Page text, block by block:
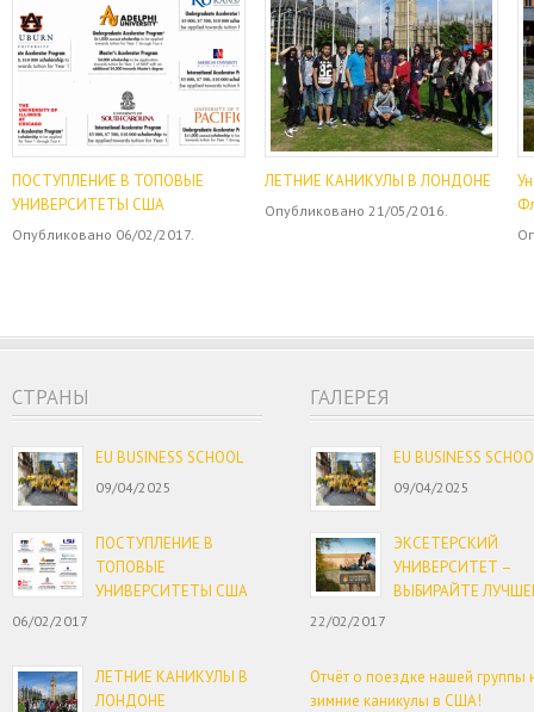
ПОСТУПЛЕНИЕ В ТОПОВЫЕ
УНИВЕРСИТЕТЫ США
Опубликовано 06/02/2017.
ЛЕТНИЕ КАНИКУЛЫ В ЛОНДОНЕ
Опубликовано 21/05/2016.
CТРАНЫ
EU BUSINESS SCHOOL
09/04/2025
ПОСТУПЛЕНИЕ В
ТОПОВЫЕ
УНИВЕРСИТЕТЫ США
06/02/2017
ЛЕТНИЕ КАНИКУЛЫ В
ЛОНДОНЕ
ГАЛЕРЕЯ
EU BUSINESS
09/04/2025
ЭКСЕТЕРСКИЙ
УНИВЕРСИТЕТ –
ВЫБИРАЙТЕ
22/02/2017
Отчёт о поездке нашей группы
зимние каникулы в США!